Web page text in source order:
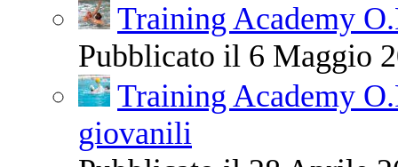
Training Academy
Pubblicato il 6 Maggio
Training Academy
giovanili